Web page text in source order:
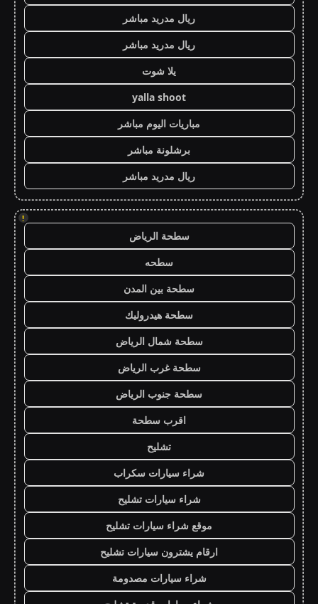
ريال مدريد مباشر
ريال مدريد مباشر
يلا شوت
yalla shoot
مباريات اليوم مباشر
برشلونة مباشر
ريال مدريد مباشر
!
سطحة الرياض
سطحه
سطحة بين المدن
سطحة هيدروليك
سطحة شمال الرياض
سطحة غرب الرياض
سطحة جنوب الرياض
اقرب سطحة
تشليح
شراء سيارات سكراب
شراء سيارات تشليح
موقع شراء سيارات تشليح
ارقام يشترون سيارات تشليح
شراء سيارات مصدومة